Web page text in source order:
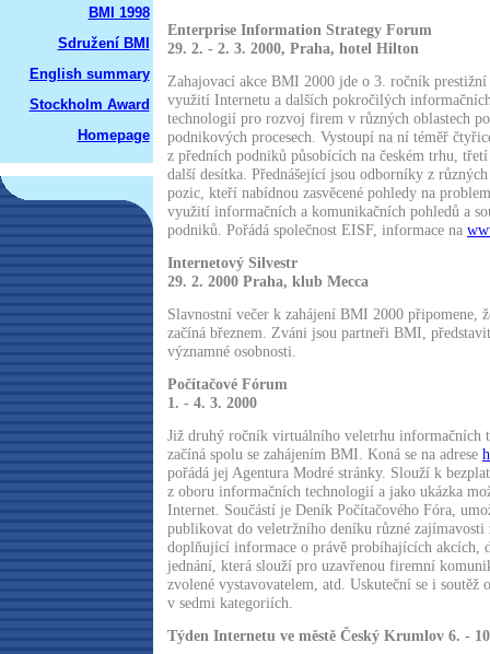
BMI 1998
Sdružení BMI
English summary
Stockholm Award
Homepage
Enterprise Information Strategy Forum
29. 2. - 2. 3. 2000, Praha, hotel Hilton
Zahajovací akce BMI 2000 jde o 3. ročník prestižní
využití Internetu a dalších pokročilých
technologií pro rozvoj firem v různých oblastech
podnikových procesech. Vystoupí na ní téměř
z předních podniků působících na českém trhu,
další desítka. Přednášející jsou odborníky z
pozic, kteří nabídnou zasvěcené pohledy na
využití informačních a komunikačních pohledů a
podniků. Pořádá společnost EISF, informace na
Internetový Silvestr
29. 2. 2000 Praha, klub Mecca
Slavnostní večer k zahájení BMI 2000 připomene,
začíná březnem. Zváni jsou partneři BMI,
významné osobnosti.
Počítačové Fórum
1. - 4. 3. 2000
Již druhý ročník virtuálního veletrhu informačních
začíná spolu se zahájením BMI. Koná se na adrese
pořádá jej Agentura Modré stránky. Slouží k
z oboru informačních technologií a jako ukázka
Internet. Součástí je Deník Počítačového Fóra,
publikovat do veletržního deníku různé
doplňující informace o právě probíhajících akcích,
jednání, která slouží pro uzavřenou firemní
zvolené vystavovatelem, atd. Uskuteční se i soutěž
v sedmi kategoriích.
Týden Internetu ve městě Český Krumlov 6. -